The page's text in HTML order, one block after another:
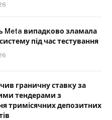
Meta випадково зламала
під час тестування
граничну ставку за
тендерами з
тримісячних депозитних